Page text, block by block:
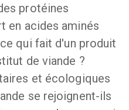
protéines
en acides aminés
qui fait d'un produit
de viande ?
et écologiques
se rejoignent-ils